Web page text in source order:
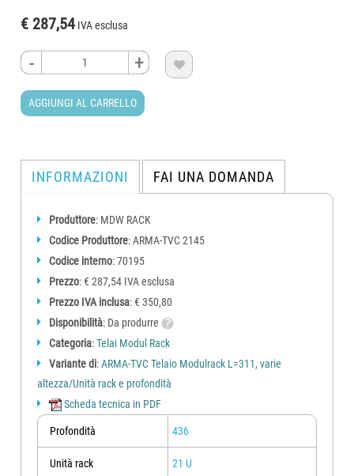
Struttura in profili di alluminio imbullonati su giunti a tre vie per
realizzare telai robusti, precisi e leggeri.
I profili sono in estruso di alluminio con la foratura a passo 44,45 mm
Grazie ad un ampia gamma di accessori e componenti sono ideali per
realizzare contenitori per strumentazione ed elettronica
I telai ModulRack hanno codici nella forma TV(A/B/C)XXXX dove la 3a
€ 287,54 IVA esclusa
- +
- +
AGGIUNGI AL CARRELLO

INFORMAZIONI FAI UNA DOMANDA
Produttore: MDW RACK
Codice Produttore: ARMA-TVC 2145
Codice interno: 70195
Prezzo: € 287,54 IVA esclusa
Prezzo IVA inclusa: € 350,80
Disponibilità: Da produrre
Categoria:Telai Modul Rack
Variante di:ARMA-TVC Telaio Modulrack L=311, varie
altezza/Unità rack e profondità
Scheda tecnica in PDF
Profondità 436
Unità rack 21 U